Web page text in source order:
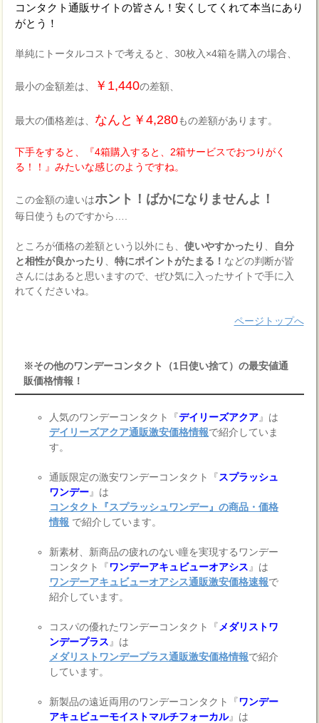
コンタクト通販サイトの皆さん！安くしてくれて本当にあり
がとう！
単純にトータルコストで考えると、30枚入×4箱を購入の場合、
最小の金額差は、 ￥1,440の差額、
最大の価格差は、 なんと￥4,280もの差額があります。
下手をすると、『4箱購入すると、2箱サービスでおつりがく
る！！』みたいな感じのようですね。
この金額の違いはホント！ばかになりませんよ！
毎日使うものですから….
ところが価格の差額という以外にも、使いやすかったり
自分
と相性が良かったり
、特にポイントがたまる！ などの判断が皆
さんにはあると思いますので、ぜひ気に入ったサイトで手に入
れてくださいね。
ページトップへ
※その他のワンデーコンタクト（1日使い捨て）の最安値通
販価格情報！
人気のワンデーコンタクト『デイリーズアクア』は
デイリーズアクア通販激安価格情報で紹介していま
す。
通販限定の激安ワンデーコンタクト『スプラッシュ
ワンデー』は
コンタクト『スプラッシュワンデー』の商品・価格
情報 で紹介しています。
新素材、新商品の疲れのない瞳を実現するワンデー
コンタクト『ワンデーアキュビューオアシス 』は
ワンデーアキュビューオアシス通販激安価格速報で
紹介しています。
コスパの優れたワンデーコンタクト『 メダリストワ
ンデープラス 』は
メダリストワンデープラス通販激安価格情報で紹介
しています。
新製品の遠近両用のワンデーコンタクト『ワンデー
アキュビューモイストマルチフォーカル』は